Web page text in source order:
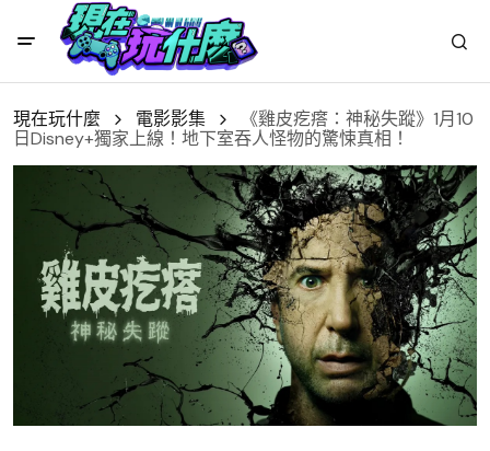
現在玩什麼 電影影集
《雞皮疙瘩：神秘失蹤》1月10
日Disney+獨家上線！地下室吞人怪物的驚悚真相！